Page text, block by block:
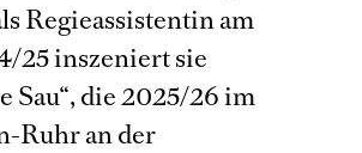
Regieassistentin am
25 inszeniert sie
Sau“, die 2025/26 im
Ruhr an der